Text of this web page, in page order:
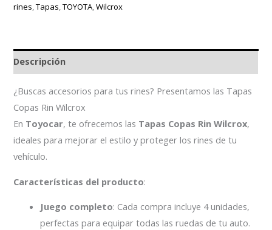
rines ,Tapas ,TOYOTA ,Wilcrox
Descripción
¿Buscas accesorios para tus rines? Presentamos las Tapas
Copas Rin Wilcrox
En Toyocar, te ofrecemos las Tapas Copas Rin Wilcrox,
ideales para mejorar el estilo y proteger los rines de tu
vehículo.
Características del producto:
Juego completo: Cada compra incluye 4 unidades,
perfectas para equipar todas las ruedas de tu auto.